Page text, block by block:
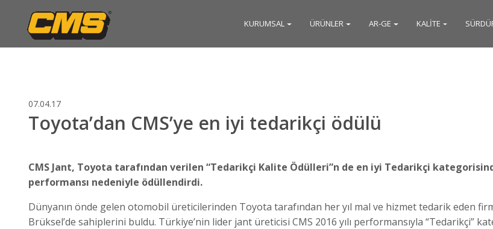
KURUMSAL ÜRÜNLER AR-GE KALİTE
07.04.17
Toyota’dan CMS’ye en iyi tedarikçi ödülü
CMS Jant, Toyota tarafından verilen “Tedarikçi Kalite Ödülleri”n de en iyi Tedarikçi
performansı nedeniyle ödüllendirdi.
Dünyanın önde gelen otomobil üreticilerinden Toyota tarafından her yıl mal ve hizmet tedarik eden
Brüksel’de sahiplerini buldu. Türkiye’nin lider jant üreticisi CMS 2016 yılı performansıyla